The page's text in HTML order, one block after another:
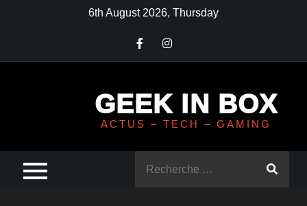
6th August 2026, Thursday
GEEK IN BOX
ACTUS – TECH – GAMING